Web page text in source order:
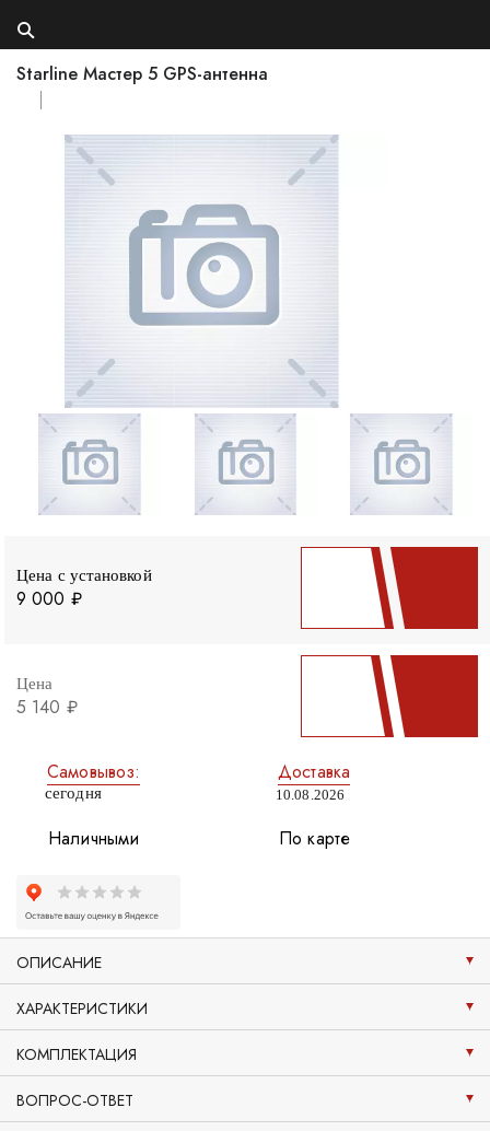
Starline Мастер 5 GPS-антенна
Цена с установкой
9 000 ₽
Цена
5 140 ₽
Самовывоз:
сегодня
Доставка
10.08.2026
Наличными По карте
ОПИСАНИЕ
ХАРАКТЕРИСТИКИ
КОМПЛЕКТАЦИЯ
ВОПРОС-ОТВЕТ